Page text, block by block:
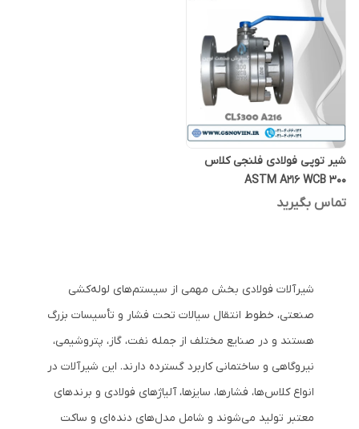
شیر توپی فولادی فلنجی کلاس
300 ASTM A216 WCB
تماس بگیرید
شیرآلات فولادی بخش مهمی از سیستم‌های لوله‌کشی
صنعتی، خطوط انتقال سیالات تحت فشار و تأسیسات بزرگ
هستند و در صنایع مختلف از جمله نفت، گاز، پتروشیمی،
نیروگاهی و ساختمانی کاربرد گسترده دارند. این شیرآلات در
انواع کلاس‌ها، فشارها، سایزها، آلیاژهای فولادی و برندهای
معتبر تولید می‌شوند و شامل مدل‌های دنده‌ای و ساکت